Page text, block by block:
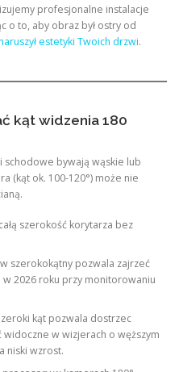
profesjonalne instalacje
o to, aby obraz był ostry od
estetyki Twoich drzwi.
kąt widzenia 180
bywają wąskie lub
(kąt ok. 100-120°) może nie
szerokość korytarza bez
szerokokątny pozwala zajrzeć
w 2026 roku przy monitorowaniu
kąt pozwala dostrzec
w wizjerach o węższym
niski wzrost.